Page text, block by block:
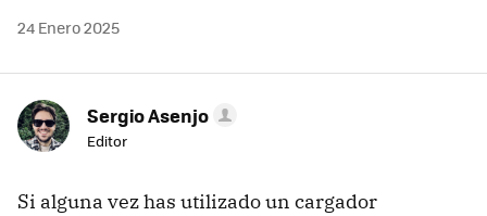
24 Enero 2025
Sergio Asenjo
Editor
Si alguna vez has utilizado un cargador